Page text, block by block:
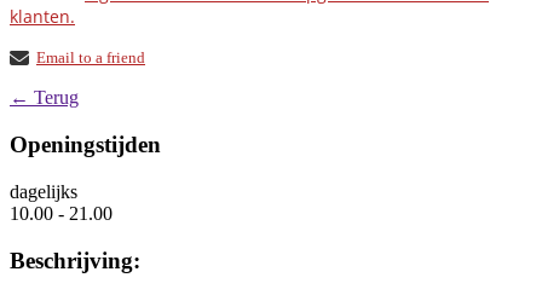
klanten.
Email to a friend
← Terug
Openingstijden
dagelijks
10.00 - 21.00
Beschrijving: